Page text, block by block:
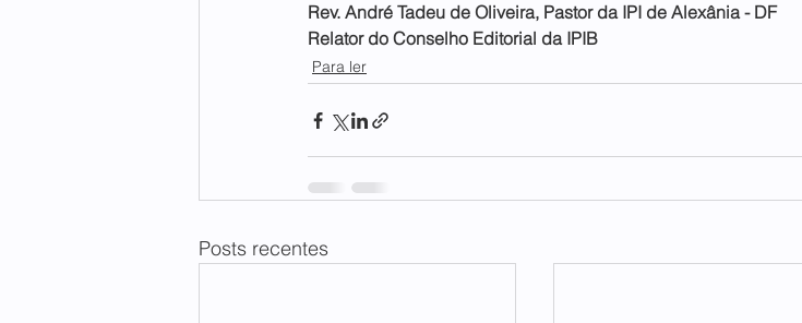
Rev. André Tadeu de Oliveira, Pastor da IPI de Alexânia - DF
Relator do Conselho Editorial da IPIB
Para ler
Posts recentes